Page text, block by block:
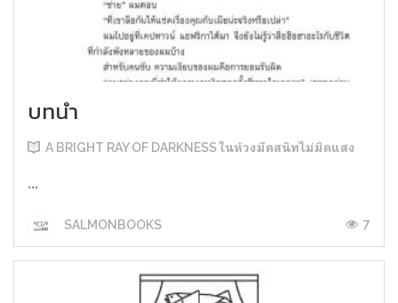
บทนำ
A BRIGHT RAY OF DARKNESS ในห้วงมืดสนิทไม่มิดแสง
...
SALMONBOOKS 7